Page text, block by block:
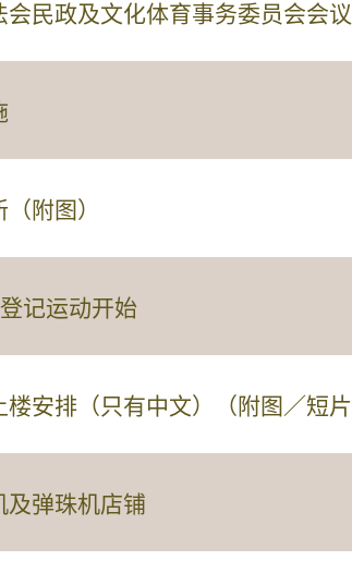
民政及文化体育事务委员会会
附图）
记运动开始
安排（只有中文）（附图／短片
弹珠机店铺